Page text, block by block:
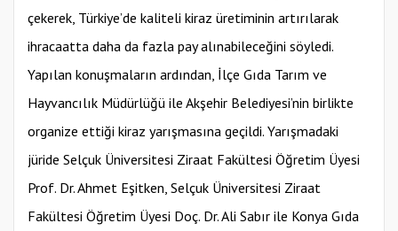
çekerek, Türkiye’de kaliteli kiraz üretiminin artırılarak
ihracaatta daha da fazla pay alınabileceğini söyledi.
Yapılan konuşmaların ardından, İlçe Gıda Tarım ve
Hayvancılık Müdürlüğü ile Akşehir Belediyesi’nin birlikte
organize ettiği kiraz yarışmasına geçildi. Yarışmadaki
jüride Selçuk Üniversitesi Ziraat Fakültesi Öğretim Üyesi
Prof. Dr. Ahmet Eşitken, Selçuk Üniversitesi Ziraat
Fakültesi Öğretim Üyesi Doç. Dr. Ali Sabır ile Konya Gıda